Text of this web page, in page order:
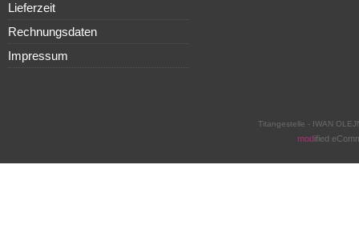
Lieferzeit
Rechnungsdaten
Impressum
Titangestelle - IWAN
modified